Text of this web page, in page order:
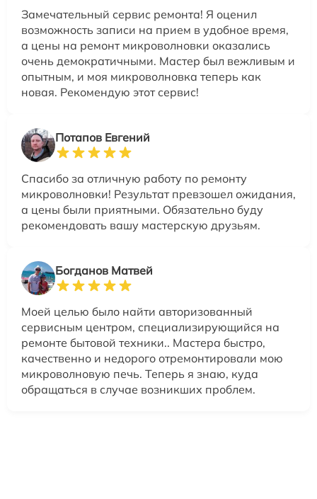
Замечательный сервис ремонта! Я оценил
возможность записи на прием в удобное время,
а цены на ремонт микроволновки оказались
очень демократичными. Мастер был вежливым и
опытным, и моя микроволновка теперь как
новая. Рекомендую этот сервис!
Потапов Евгений
Спасибо за отличную работу по ремонту
микроволновки! Результат превзошел ожидания,
а цены были приятными. Обязательно буду
рекомендовать вашу мастерскую друзьям.
Богданов Матвей
Моей целью было найти авторизованный
сервисным центром, специализирующийся на
ремонте бытовой техники.. Мастера быстро,
качественно и недорого отремонтировали мою
микроволновую печь. Теперь я знаю, куда
обращаться в случае возникших проблем.